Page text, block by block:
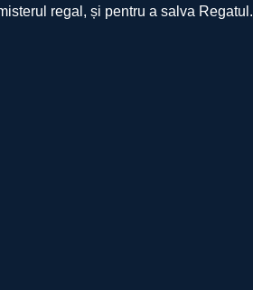
regal, și pentru a salva Regatul.